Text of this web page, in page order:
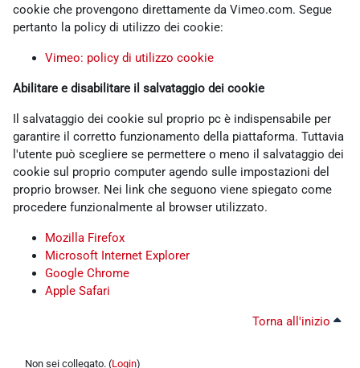
cookie che provengono direttamente da Vimeo.com. Segue
pertanto la policy di utilizzo dei cookie:
Vimeo: policy di utilizzo cookie
Abilitare e disabilitare il salvataggio dei cookie
Il salvataggio dei cookie sul proprio pc è indispensabile per
garantire il corretto funzionamento della piattaforma. Tuttavia
l'utente può scegliere se permettere o meno il salvataggio dei
cookie sul proprio computer agendo sulle impostazioni del
proprio browser. Nei link che seguono viene spiegato come
procedere funzionalmente al browser utilizzato.
Mozilla Firefox
Microsoft Internet Explorer
Google Chrome
Apple Safari
Torna all'inizio
Non sei collegato. (Login)